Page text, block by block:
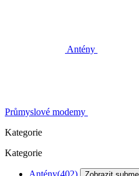
Antény
Průmyslové modemy
Kategorie
Kategorie
Antény(402)